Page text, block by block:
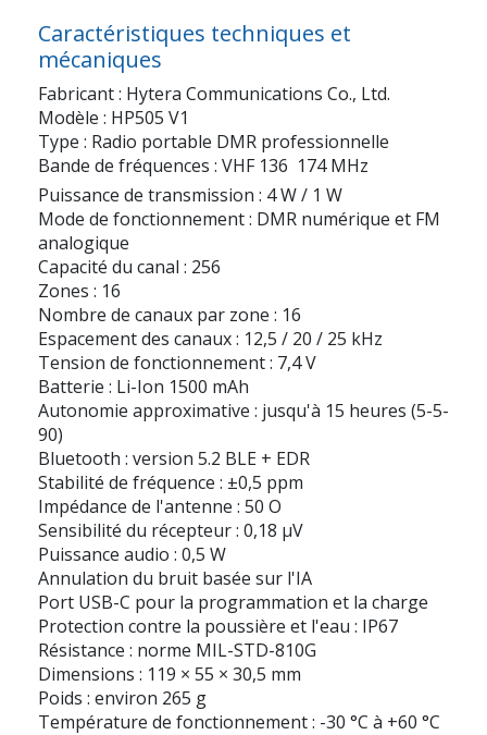
Caractéristiques techniques et
mécaniques
Fabricant : Hytera Communications Co., Ltd.
Modèle : HP505 V1
Type : Radio portable DMR professionnelle
Bande de fréquences : VHF 136  174 MHz
Puissance de transmission : 4 W / 1 W
Mode de fonctionnement : DMR numérique et FM
analogique
Capacité du canal : 256
Zones : 16
Nombre de canaux par zone : 16
Espacement des canaux : 12,5 / 20 / 25 kHz
Tension de fonctionnement : 7,4 V
Batterie : Li-Ion 1500 mAh
Autonomie approximative : jusqu'à 15 heures (5-5-
90)
Bluetooth : version 5.2 BLE + EDR
Stabilité de fréquence : ±0,5 ppm
Impédance de l'antenne : 50 O
Sensibilité du récepteur : 0,18 µV
Puissance audio : 0,5 W
Annulation du bruit basée sur l'IA
Port USB-C pour la programmation et la charge
Protection contre la poussière et l'eau : IP67
Résistance : norme MIL-STD-810G
Dimensions : 119 × 55 × 30,5 mm
Poids : environ 265 g
Température de fonctionnement : -30 °C à +60 °C